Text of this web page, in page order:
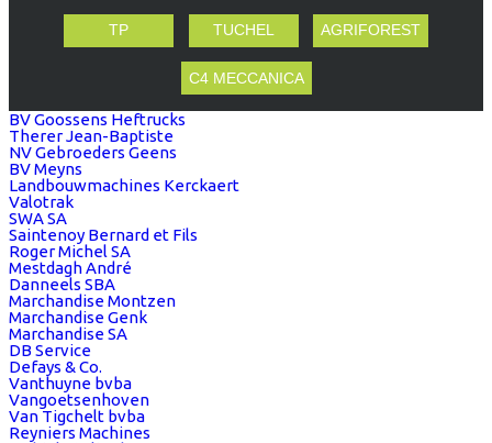
TP TUCHEL AGRIFOREST
C4 MECCANICA
BV Goossens Heftrucks
Therer Jean-Baptiste
NV Gebroeders Geens
BV Meyns
Landbouwmachines Kerckaert
Valotrak
SWA SA
Saintenoy Bernard et Fils
Roger Michel SA
Mestdagh André
Danneels SBA
Marchandise Montzen
Marchandise Genk
Marchandise SA
DB Service
Defays & Co.
Vanthuyne bvba
Vangoetsenhoven
Van Tigchelt bvba
Reyniers Machines